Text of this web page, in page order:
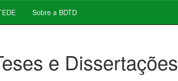
Sobre a BDTD
e Dissertações